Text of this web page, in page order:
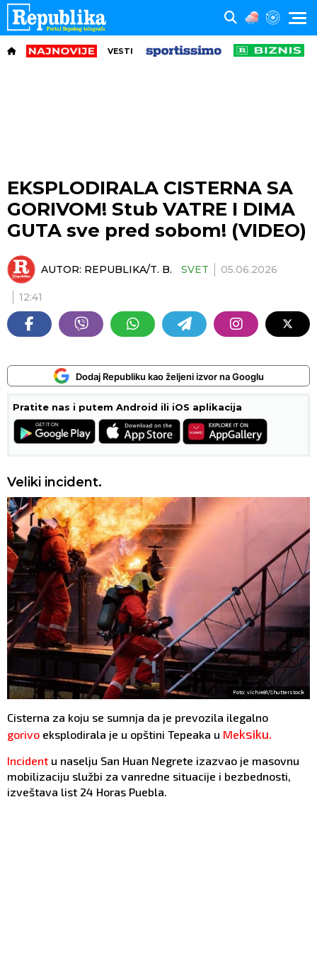
VESTI
EKSPLODIRALA CISTERNA SA
GORIVOM! Stub VATRE I DIMA
GUTA sve pred sobom! (VIDEO)
AUTOR: REPUBLIKA/T. B. SVET 05.06.2026
12:41
Dodaj Republiku kao željeni izvor na Googlu
Pratite nas i putem Android ili iOS aplikacija
Veliki incident.
Foto: vichie81/Shutterstock
Cisterna za koju se sumnja da je prevozila ilegalno
gorivo eksplodirala je u opštini Tepeaka u Meksiku.
Incident u naselju San Huan Negrete izazvao je masovnu
mobilizaciju službi za vanredne situacije i bezbednosti,
izveštava list 24 Horas Puebla.